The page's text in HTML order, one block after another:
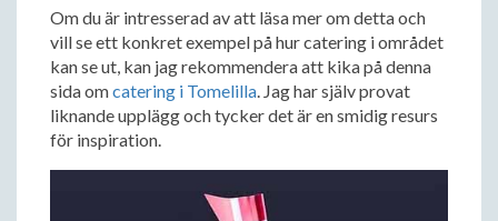
Om du är intresserad av att läsa mer om detta och
vill se ett konkret exempel på hur catering i området
kan se ut, kan jag rekommendera att kika på denna
sida omcatering i Tomelilla. Jag har själv provat
liknande upplägg och tycker det är en smidig resurs
för inspiration.